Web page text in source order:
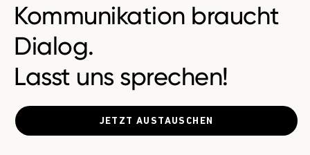
Kommunikation braucht
Dialog.
Lasst uns sprechen!
JETZT AUSTAUSCHEN